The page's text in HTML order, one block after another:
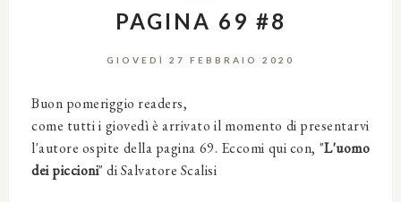
PAGINA 69 #8
GIOVEDÌ 27 FEBBRAIO 2020
Buon pomeriggio readers,
come tutti i giovedì è arrivato il momento di presentarvi
l'autore ospite della pagina 69. Eccomi qui con, "L'uomo
dei piccioni" di Salvatore Scalisi